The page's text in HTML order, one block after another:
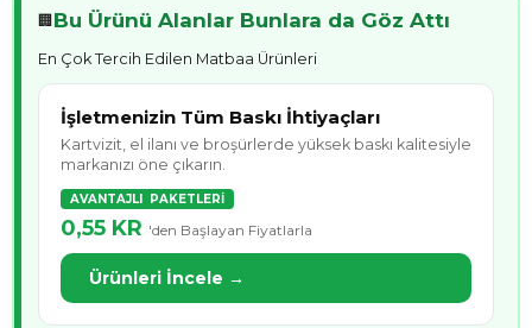
🏢Bu Ürünü Alanlar Bunlara da Göz Attı
En Çok Tercih Edilen Matbaa Ürünleri
İşletmenizin Tüm Baskı İhtiyaçları
Kartvizit, el ilanı ve broşürlerde yüksek baskı kalitesiyle
markanızı öne çıkarın.
AVANTAJLI PAKETLERİ
0,55 KR 'den Başlayan Fiyatlarla
Ürünleri İncele →